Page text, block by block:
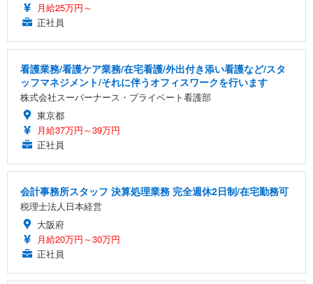
月給25万円～
正社員
看護業務/看護ケア業務/在宅看護/外出付き添い看護など/スタ
ッフマネジメント/それに伴うオフィスワークを行います
株式会社スーパーナース・プライベート看護部
東京都
月給37万円～39万円
正社員
会計事務所スタッフ 決算処理業務 完全週休2日制/在宅勤務可
税理士法人日本経営
大阪府
月給20万円～30万円
正社員